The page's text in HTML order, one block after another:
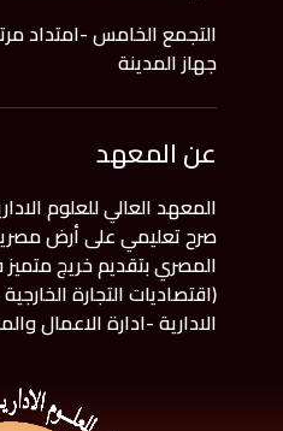
التجمع الخامس -امتداد
جهاز المدينة
عن المعهد
المعهد العالي للعلوم
صرح تعليمي على أرض
المصري بتقديم خريج
(اقتصاديات التجارة
الادارية -ادارة الاعمال